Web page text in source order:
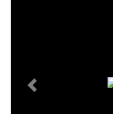
Previous